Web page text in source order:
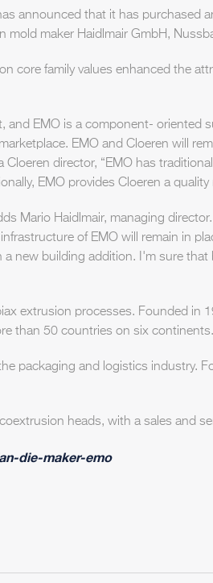
announced that it has
maker Haidlmair GmbH,
core family values enhanced the
EMO is a component- oriented
EMO and Cloeren will
director, “EMO has
EMO provides Cloeren a
Mario Haidlmair, managing
of EMO will remain in
new building addition. I'm sure
extrusion processes. Founded in
than 50 countries on six continents.
packaging and logistics industry.
heads, with a sales and
die-maker-emo